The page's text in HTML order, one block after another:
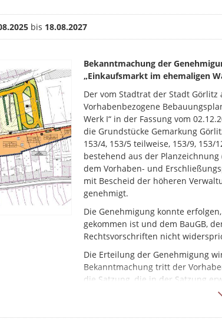
bis 18.08.2027
Bekanntmachung der
„Einkaufsmarkt im ehemaligen
Der vom Stadtrat der Stadt Görlitz
Vorhabenbezogene
Werk I“ in der Fassung vom
die Grundstücke Gemarkung
153/4, 153/5 teilweise, 153/9,
bestehend aus der Planzeichnung
dem Vorhaben- und
mit Bescheid der höheren
genehmigt.
Die Genehmigung konnte
gekommen ist und dem BauGB,
Rechtsvorschriften nicht
Die Erteilung der Genehmigung
Bekanntmachung tritt der
die Satzung, die in der Satzung
4020/DIN EN 1997-2, ihre
Amt für Stadtplanung, SG